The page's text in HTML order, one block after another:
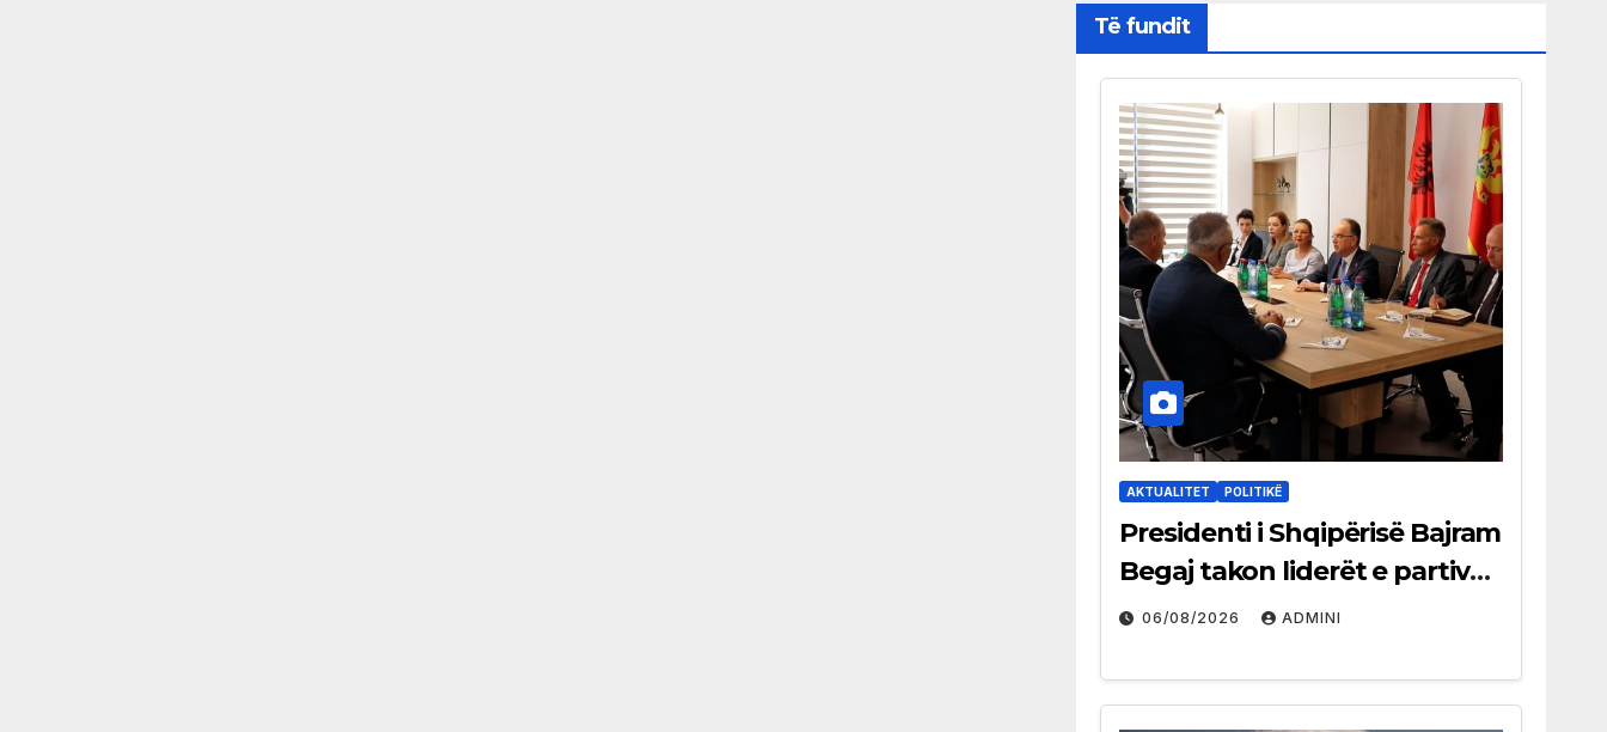
Të fundit
AKTUALITET POLITIKË
Presidenti i Shqipërisë Bajram
Begaj takon liderët e partive
shqiptare në Ulqin
06/08/2026 ADMINI